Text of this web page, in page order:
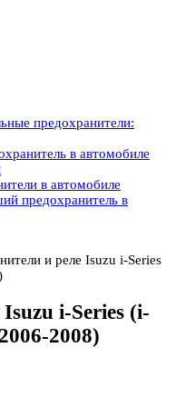
предохранители:
в автомобиле
в автомобиле
предохранитель в
и реле Isuzu i-Series
i-Series (i-
2008)